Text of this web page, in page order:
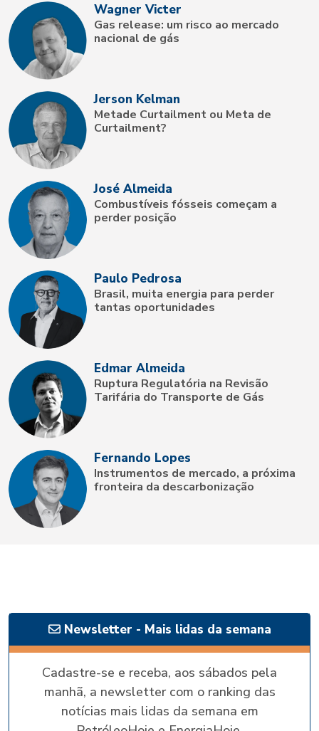
Wagner Victer
Gas release: um risco ao mercado
nacional de gás
Jerson Kelman
Metade Curtailment ou Meta de
Curtailment?
José Almeida
Combustíveis fósseis começam a
perder posição
Paulo Pedrosa
Brasil, muita energia para perder
tantas oportunidades
Edmar Almeida
Ruptura Regulatória na Revisão
Tarifária do Transporte de Gás
Fernando Lopes
Instrumentos de mercado, a próxima
fronteira da descarbonização
Newsletter - Mais lidas da semana
Cadastre-se e receba, aos sábados pela
manhã, a newsletter com o ranking das
notícias mais lidas da semana em